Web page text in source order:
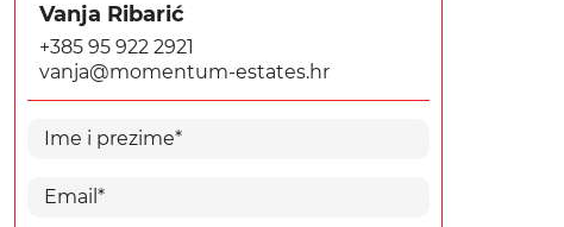
Vanja Ribarić
+385 95 922 2921
vanja@momentum-estates.hr